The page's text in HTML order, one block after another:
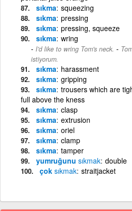
sıkma squeezing
sıkma pressing
sıkma pressing, squeeze
sıkma wring
I'd like to wring Tom's neck. -
istiyorum.
sıkma harassment
sıkma gripping
sıkma trousers which are
full above the kness
sıkma clasp
sıkma extrusion
sıkma oriel
sıkma clamp
sıkma tamper
yumruğunu sıkmak double
çok sıkmak straitjacket